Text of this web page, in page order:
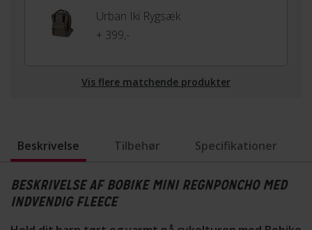
Urban Iki Rygsæk
+ 399,-
Vis flere matchende produkter
Beskrivelse Tilbehør Specifikationer
BESKRIVELSE AF BOBIKE MINI REGNPONCHO MED
INDVENDIG FLEECE